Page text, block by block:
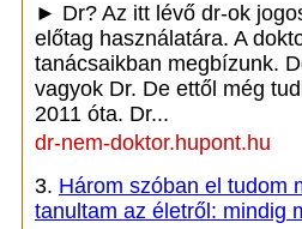
► Dr? Az itt lévő dr-ok
előtag használatára. A
tanácsaikban megbízunk.
vagyok Dr. De ettől még
2011 óta. Dr...
dr-nem-doktor.hupont.hu
3. Három szóban el tudom
tanultam az életről: mindig